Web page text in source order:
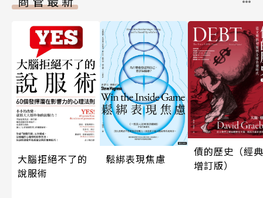
大腦拒絕不了的
說服術
鬆綁表現焦慮
債的歷史（經典
增訂版）